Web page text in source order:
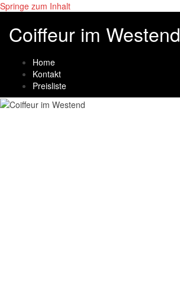
Springe zum Inhalt
Coiffeur im Westend
Home
Kontakt
Preisliste